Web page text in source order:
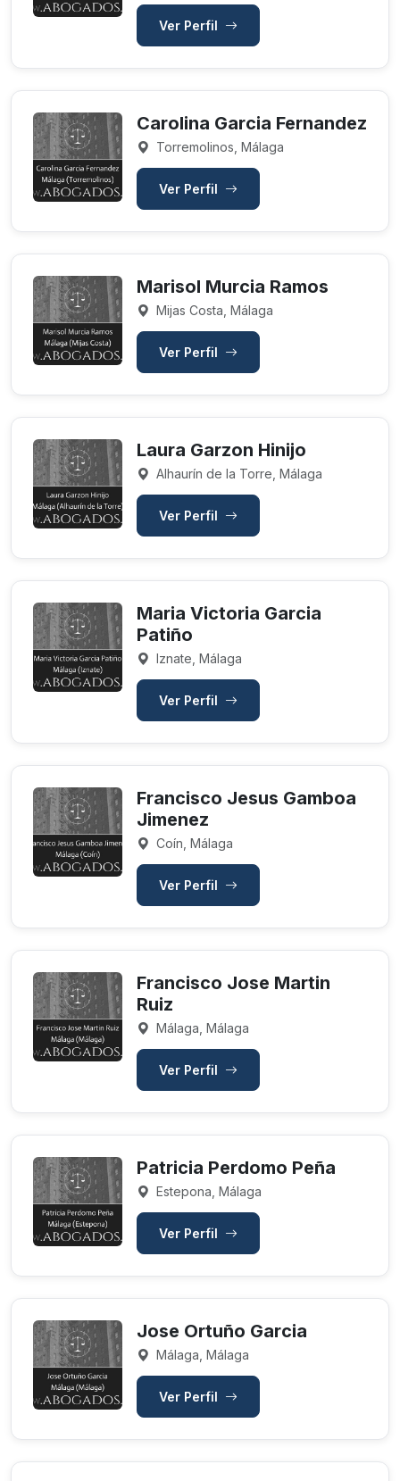
Ver Perfil
Carolina Garcia Fernandez
Torremolinos, Málaga
Ver Perfil
Marisol Murcia Ramos
Mijas Costa, Málaga
Ver Perfil
Laura Garzon Hinijo
Alhaurín de la Torre, Málaga
Ver Perfil
Maria Victoria Garcia
Patiño
Iznate, Málaga
Ver Perfil
Francisco Jesus Gamboa
Jimenez
Coín, Málaga
Ver Perfil
Francisco Jose Martin
Ruiz
Málaga, Málaga
Ver Perfil
Patricia Perdomo Peña
Estepona, Málaga
Ver Perfil
Jose Ortuño Garcia
Málaga, Málaga
Ver Perfil